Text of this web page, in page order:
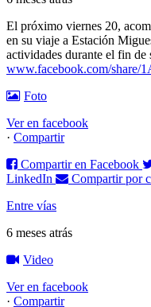
El próximo viernes 20,
en su viaje a Estación
actividades durante el fin de
www.facebook.com/share/
Foto
Ver en facebook
· Compartir
Compartir en Facebook
LinkedIn
Compartir por
Entre vías
6 meses atrás
Video
Ver en facebook
· Compartir